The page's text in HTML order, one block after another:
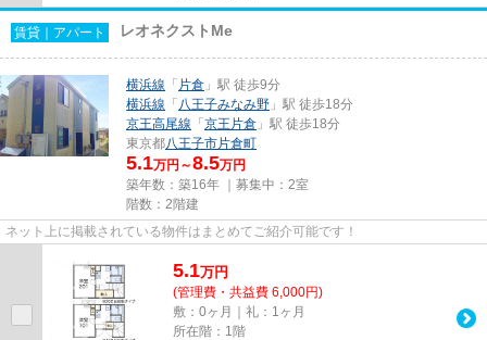
賃貸｜アパート レオネクストMe
横浜線 「 片倉 」駅 徒歩9分
横浜線 「 八王子みなみ野 」駅 徒歩18分
京王高尾線 「京王片倉 」駅 徒歩18分
東京都八王子市片倉町
5.1万円～8.5万円
築年数：築16年 ｜募集中： 2室
階数：2階建
ネット上に掲載されている物件はまとめてご紹介可能です！
5.1万円
(管理費・共益費 6,000円)
敷：0ヶ月｜礼：1ヶ月
所在階：1階